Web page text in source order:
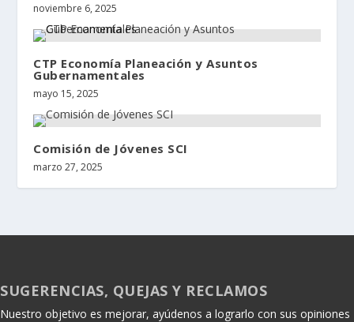
noviembre 6, 2025
CTP Economía Planeación y Asuntos
Gubernamentales
mayo 15, 2025
Comisión de Jóvenes SCI
marzo 27, 2025
SUGERENCIAS, QUEJAS Y RECLAMOS
Nuestro objetivo es mejorar, ayúdenos a lograrlo con sus opiniones